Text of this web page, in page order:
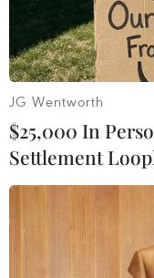
TIN LIÊN QUAN
JG Wentworth
$25,000 In
Settlement